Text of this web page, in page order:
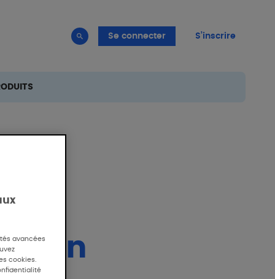
Se connecter S’inscrire
en
avancées
cookies.